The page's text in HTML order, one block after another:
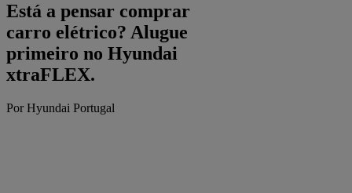
Está a pensar comprar
carro elétrico? Alugue
primeiro no Hyundai
xtraFLEX.
Por Hyundai Portugal